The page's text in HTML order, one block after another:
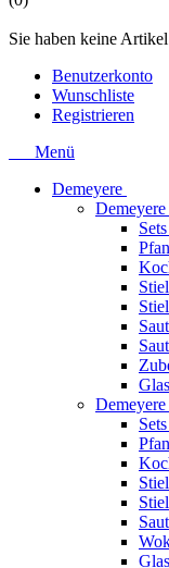
Sie haben keine
Benutzerkonto
Wunschliste
Registrieren
Menü
Demeyere